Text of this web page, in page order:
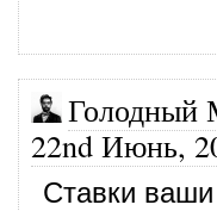
Голодный
22nd Июнь,
Ставки